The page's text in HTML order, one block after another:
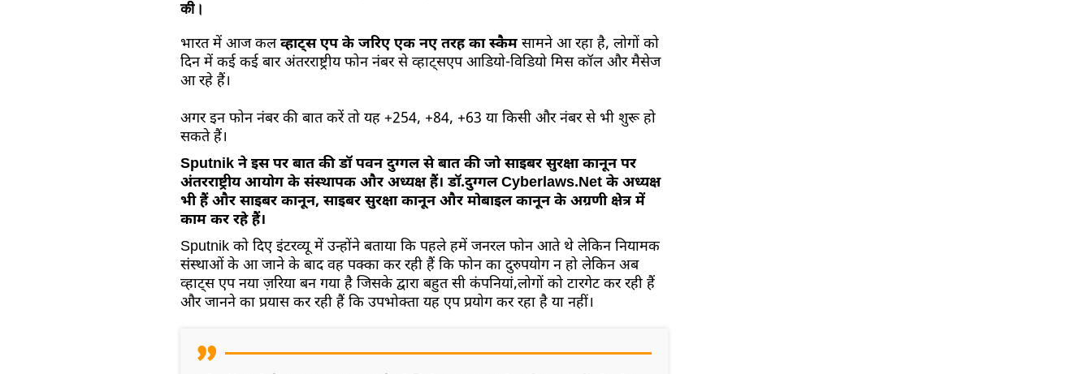
की।
भारत में आज कलव्हाट्स एप के जरिए एक नए तरह का स्कैम सामने आ रहा है, लोगों को
दिन में कई कई बार अंतरराष्ट्रीय फोन नंबर से व्हाट्सएप आडियो-विडियो मिस कॉल और मैसेज
आ रहे हैं।
अगर इन फोन नंबर की बात करें तो यह +254, +84, +63 या किसी और नंबर से भी शुरू हो
सकते हैं।
Sputnik ने इस पर बात की डॉ पवन दुग्गल से बात की जो साइबर सुरक्षा कानून पर
अंतरराष्ट्रीय आयोग के संस्थापक और अध्यक्ष हैं। डॉ.दुग्गल Cyberlaws.Net के अध्यक्ष
भी हैं और साइबर कानून, साइबर सुरक्षा कानून और मोबाइल कानून के अग्रणी क्षेत्र में
काम कर रहे हैं।
Sputnik को दिए इंटरव्यू में उन्होंने बताया कि पहले हमें जनरल फोन आते थे लेकिन नियामक
संस्थाओं के आ जाने के बाद वह पक्का कर रही हैं कि फोन का दुरुपयोग न हो लेकिन अब
व्हाट्स एप नया ज़रिया बन गया है जिसके द्वारा बहुत सी कंपनियां,लोगों को टारगेट कर रही हैं
और जानने का प्रयास कर रही हैं कि उपभोक्ता यह एप प्रयोग कर रहा है या नहीं।